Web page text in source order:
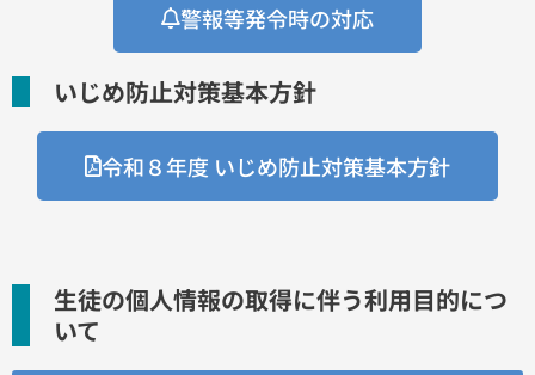
警報等発令時の対応
いじめ防止対策基本方針
令和８年度 いじめ防止対策基本方針
生徒の個人情報の取得に伴う利用目的につ
いて